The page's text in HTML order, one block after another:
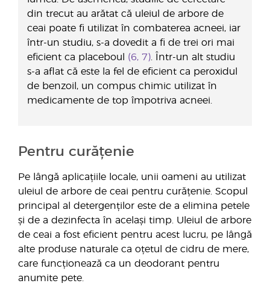
din trecut au arătat că uleiul de arbore de
ceai poate fi utilizat în combaterea acneei, iar
într-un studiu, s-a dovedit a fi de trei ori mai
eficient ca placeboul (6, 7). Într-un alt studiu
s-a aflat că este la fel de eficient ca peroxidul
de benzoil, un compus chimic utilizat în
medicamente de top împotriva acneei.
Pentru curățenie
Pe lângă aplicațiile locale, unii oameni au utilizat
uleiul de arbore de ceai pentru curățenie. Scopul
principal al detergenților este de a elimina petele
și de a dezinfecta în același timp. Uleiul de arbore
de ceai a fost eficient pentru acest lucru, pe lângă
alte produse naturale ca oțetul de cidru de mere,
care funcționează ca un deodorant pentru
anumite pete.